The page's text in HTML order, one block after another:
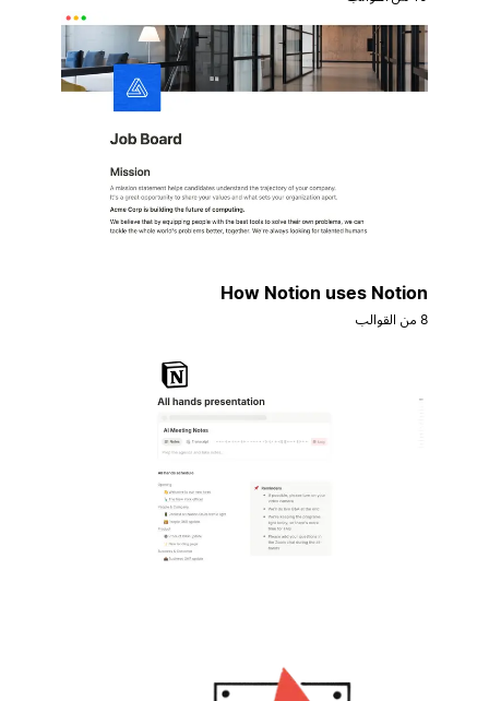
How Notion uses Notion